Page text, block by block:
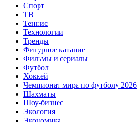
Спорт
ТВ
Теннис
Технологии
Тренды
Фигурное катание
Фильмы и сериалы
Футбол
Хоккей
Чемпионат мира по футболу 2026
Шахматы
Шоу-бизнес
Экология
Экономика